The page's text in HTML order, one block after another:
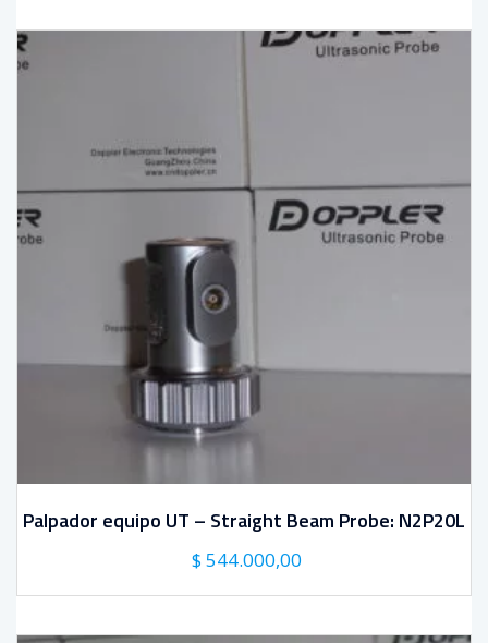
Palpador equipo UT – Straight Beam Probe: N2P20L
El
$ 544.000,00